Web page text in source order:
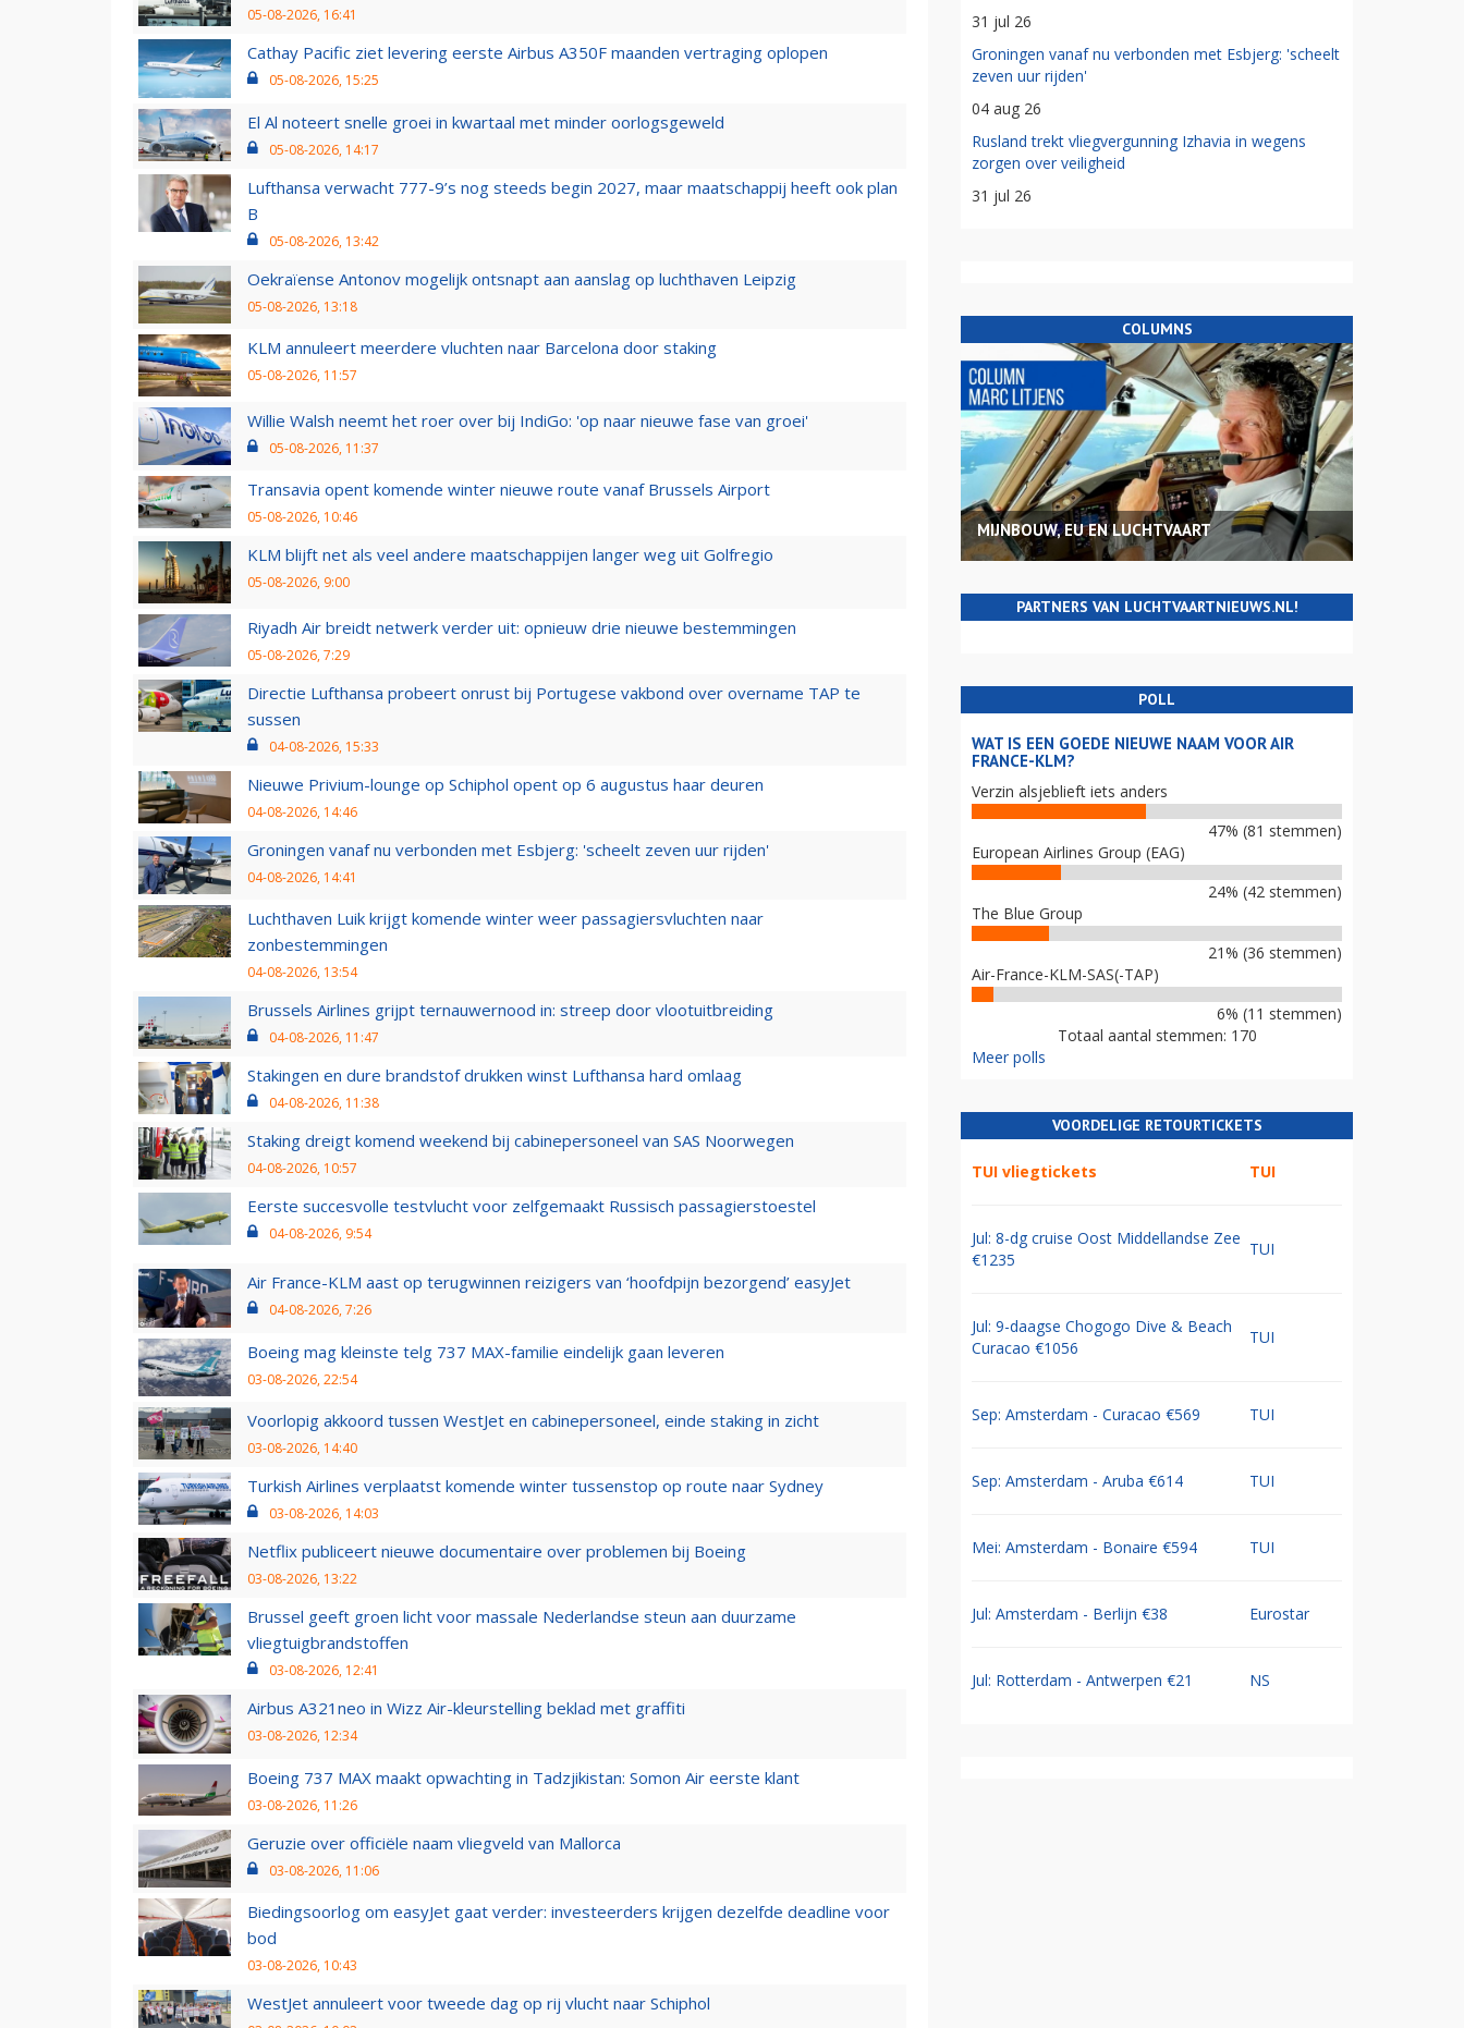
05-08-2026, 16:41
Cathay Pacific ziet levering eerste Airbus A350F maanden vertraging oplopen
05-08-2026, 15:25
El Al noteert snelle groei in kwartaal met minder oorlogsgeweld
05-08-2026, 14:17
Lufthansa verwacht 777-9’s nog steeds begin 2027, maar maatschappij heeft ook plan
B
05-08-2026, 13:42
Oekraïense Antonov mogelijk ontsnapt aan aanslag op luchthaven Leipzig
05-08-2026, 13:18
KLM annuleert meerdere vluchten naar Barcelona door staking
05-08-2026, 11:57
Willie Walsh neemt het roer over bij IndiGo: 'op naar nieuwe fase van groei'
05-08-2026, 11:37
Transavia opent komende winter nieuwe route vanaf Brussels Airport
05-08-2026, 10:46
KLM blijft net als veel andere maatschappijen langer weg uit Golfregio
05-08-2026, 9:00
Riyadh Air breidt netwerk verder uit: opnieuw drie nieuwe bestemmingen
05-08-2026, 7:29
Directie Lufthansa probeert onrust bij Portugese vakbond over overname TAP te
sussen
04-08-2026, 15:33
Nieuwe Privium-lounge op Schiphol opent op 6 augustus haar deuren
04-08-2026, 14:46
Groningen vanaf nu verbonden met Esbjerg: 'scheelt zeven uur rijden'
04-08-2026, 14:41
Luchthaven Luik krijgt komende winter weer passagiersvluchten naar
zonbestemmingen
04-08-2026, 13:54
Brussels Airlines grijpt ternauwernood in: streep door vlootuitbreiding
04-08-2026, 11:47
Stakingen en dure brandstof drukken winst Lufthansa hard omlaag
04-08-2026, 11:38
Staking dreigt komend weekend bij cabinepersoneel van SAS Noorwegen
04-08-2026, 10:57
Eerste succesvolle testvlucht voor zelfgemaakt Russisch passagierstoestel
04-08-2026, 9:54
Air France-KLM aast op terugwinnen reizigers van ‘hoofdpijn bezorgend’ easyJet
04-08-2026, 7:26
Boeing mag kleinste telg 737 MAX-familie eindelijk gaan leveren
03-08-2026, 22:54
Voorlopig akkoord tussen WestJet en cabinepersoneel, einde staking in zicht
03-08-2026, 14:40
Turkish Airlines verplaatst komende winter tussenstop op route naar Sydney
03-08-2026, 14:03
Netflix publiceert nieuwe documentaire over problemen bij Boeing
03-08-2026, 13:22
Brussel geeft groen licht voor massale Nederlandse steun aan duurzame
vliegtuigbrandstoffen
03-08-2026, 12:41
Airbus A321neo in Wizz Air-kleurstelling beklad met graffiti
03-08-2026, 12:34
Boeing 737 MAX maakt opwachting in Tadzjikistan: Somon Air eerste klant
03-08-2026, 11:26
Geruzie over officiële naam vliegveld van Mallorca
03-08-2026, 11:06
Biedingsoorlog om easyJet gaat verder: investeerders krijgen dezelfde deadline voor
bod
03-08-2026, 10:43
WestJet annuleert voor tweede dag op rij vlucht naar Schiphol
31 jul 26
Groningen vanaf nu verbonden met Esbjerg: 'scheelt
zeven uur rijden'
04 aug 26
Rusland trekt vliegvergunning Izhavia in wegens
zorgen over veiligheid
31 jul 26
COLUMNS
MIJNBOUW, EU EN LUCHTVAART
PARTNERS VAN LUCHTVAARTNIEUWS.NL!
POLL
WAT IS EEN GOEDE NIEUWE NAAM VOOR AIR
FRANCE-KLM?
Verzin alsjeblieft iets anders
47% (81 stemmen)
European Airlines Group (EAG)
24% (42 stemmen)
The Blue Group
21% (36 stemmen)
Air-France-KLM-SAS(-TAP)
6% (11 stemmen)
Totaal aantal stemmen: 170
Meer polls
VOORDELIGE RETOURTICKETS
TUI vliegtickets TUI
Jul: 8-dg cruise Oost Middellandse Zee
€1235
TUI
Jul: 9-daagse Chogogo Dive & Beach
Curacao €1056
TUI
Sep: Amsterdam - Curacao €569 TUI
Sep: Amsterdam - Aruba €614 TUI
Mei: Amsterdam - Bonaire €594 TUI
Jul: Amsterdam - Berlijn €38 Eurostar
Jul: Rotterdam - Antwerpen €21 NS